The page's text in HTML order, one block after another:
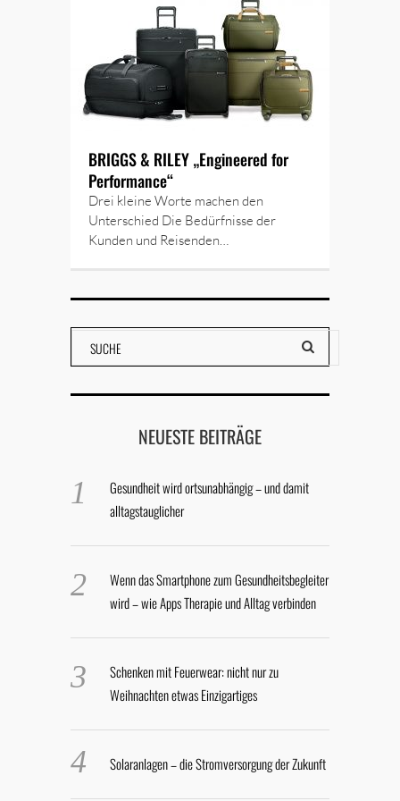
BRIGGS & RILEY „Engineered for
Performance“
Drei kleine Worte machen den
Unterschied Die Bedürfnisse der
Kunden und Reisenden…
NEUESTE BEITRÄGE
Gesundheit wird ortsunabhängig – und damit
alltagstauglicher
Wenn das Smartphone zum Gesundheitsbegleiter
wird – wie Apps Therapie und Alltag verbinden
Schenken mit Feuerwear: nicht nur zu
Weihnachten etwas Einzigartiges
Solaranlagen – die Stromversorgung der Zukunft